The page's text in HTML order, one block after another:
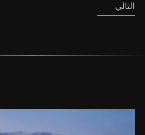
التالي